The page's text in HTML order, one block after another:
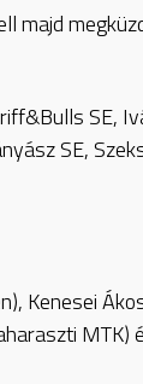
majd
SE,
SE,
Kenesei
MTK)